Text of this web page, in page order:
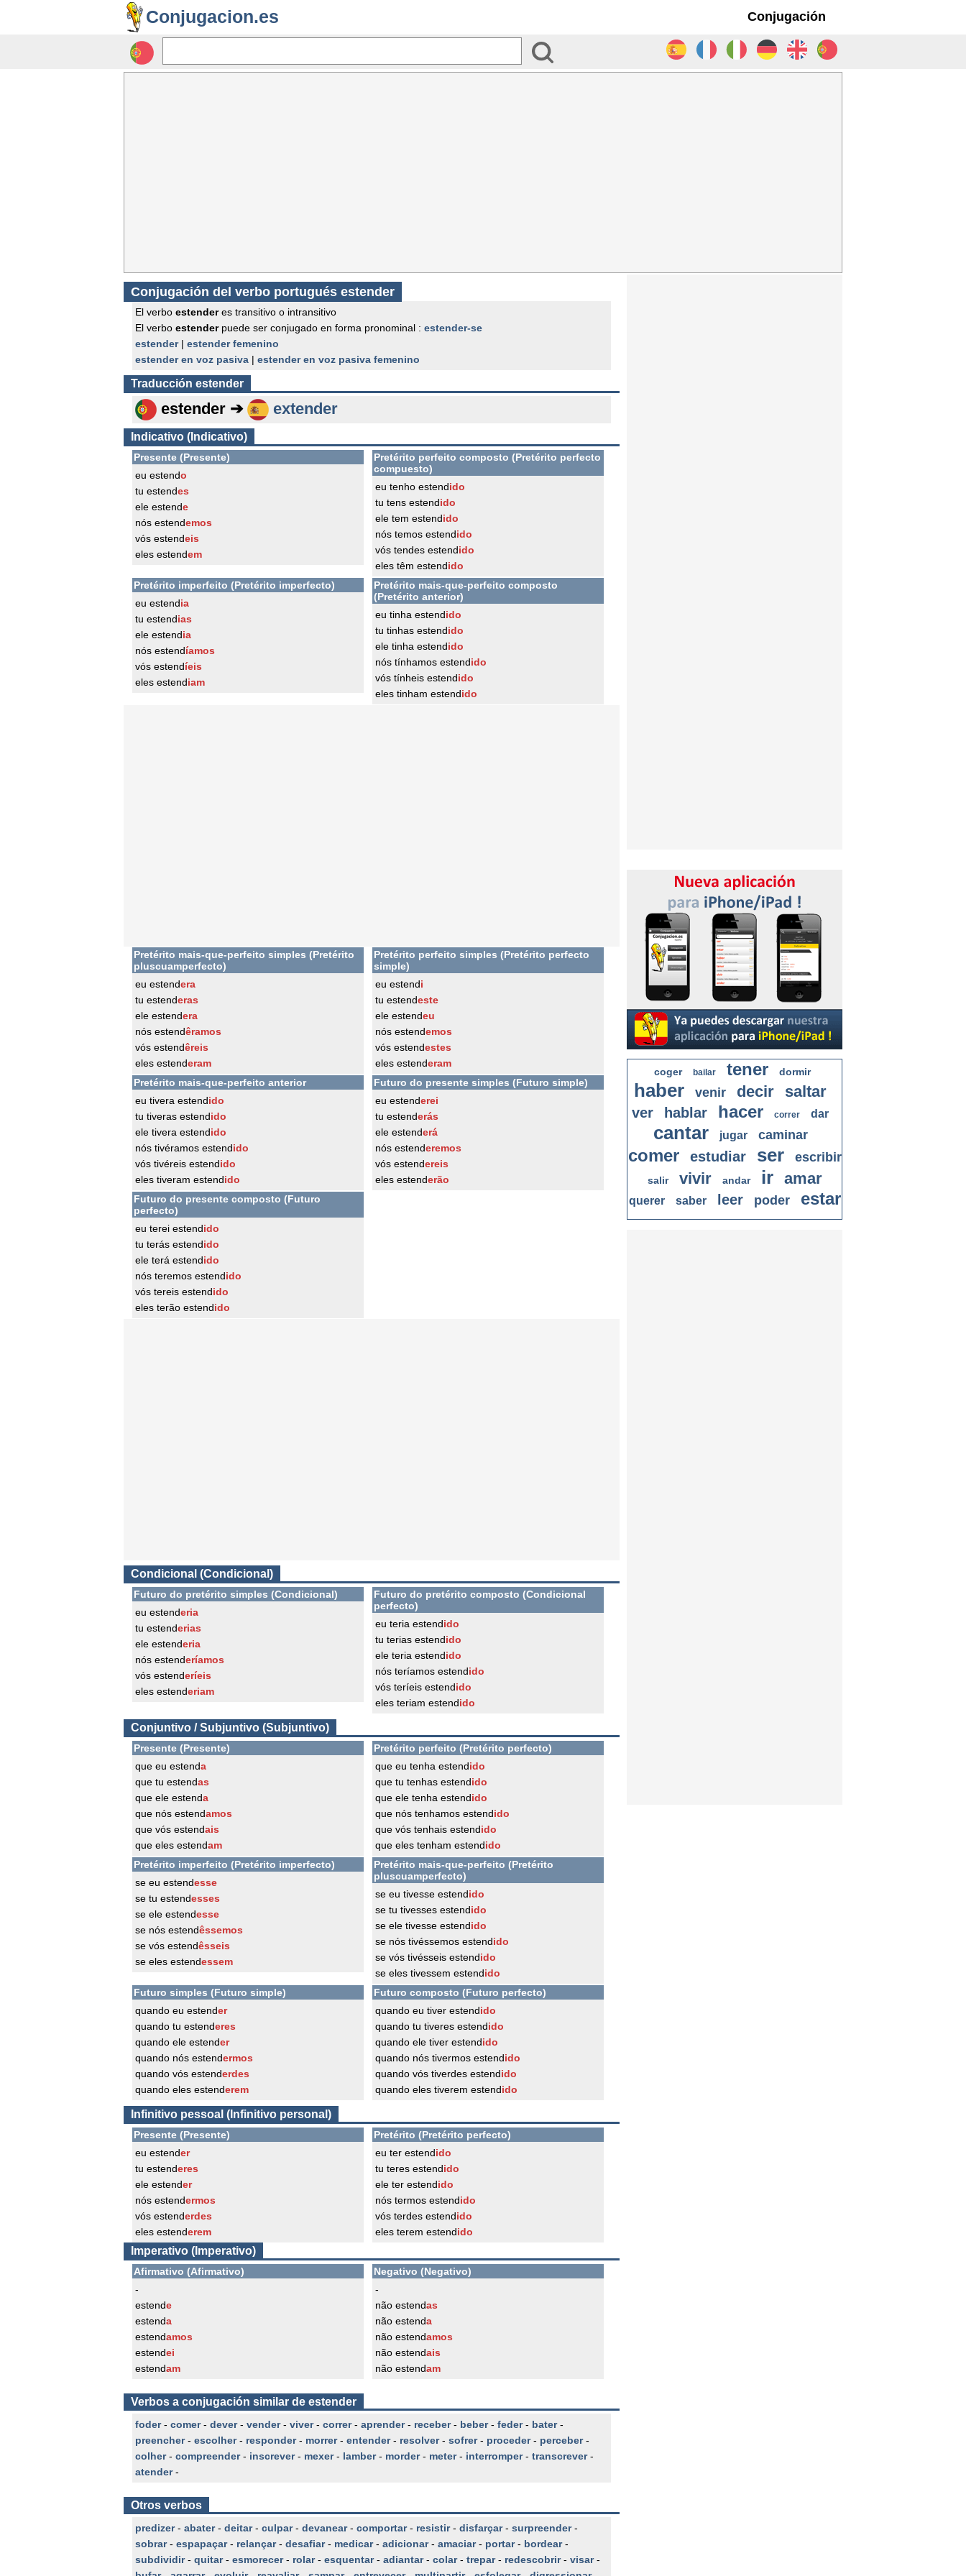
Conjugacion.es Conjugación
Conjugación del verbo portugués estender
El verbo estenderes transitivo o intransitivo
El verbo estenderpuede ser conjugado en forma pronominal : estender-se
estender| estender femenino
estender en voz pasiva | estender en voz pasiva femenino
Traducción estender
estender ➔ extender
Indicativo (Indicativo)
Presente (Presente)
eu estendo
tu estendes
ele estende
nós estendemos
vós estendeis
eles estendem
Pretérito perfeito composto (Pretérito perfecto
compuesto)
eu tenho estendido
tu tens estendido
ele tem estendido
nós temos estendido
vós tendes estendido
eles têm estendido
Pretérito imperfeito (Pretérito imperfecto)
eu estendia
tu estendias
ele estendia
nós estendíamos
vós estendíeis
eles estendiam
Pretérito mais-que-perfeito composto
(Pretérito anterior)
eu tinha estendido
tu tinhas estendido
ele tinha estendido
nós tínhamos estendido
vós tínheis estendido
eles tinham estendido
Pretérito mais-que-perfeito simples (Pretérito
pluscuamperfecto)
eu estendera
tu estenderas
ele estendera
nós estendêramos
vós estendêreis
eles estenderam
Pretérito perfeito simples (Pretérito perfecto
simple)
eu estendi
tu estendeste
ele estendeu
nós estendemos
vós estendestes
eles estenderam
Pretérito mais-que-perfeito anterior
eu tivera estendido
tu tiveras estendido
ele tivera estendido
nós tivéramos estendido
vós tivéreis estendido
eles tiveram estendido
Futuro do presente simples (Futuro simple)
eu estenderei
tu estenderás
ele estenderá
nós estenderemos
vós estendereis
eles estenderão
Futuro do presente composto (Futuro
perfecto)
eu terei estendido
tu terás estendido
ele terá estendido
nós teremos estendido
vós tereis estendido
eles terão estendido
Condicional (Condicional)
Futuro do pretérito simples (Condicional)
eu estenderia
tu estenderias
ele estenderia
nós estenderíamos
vós estenderíeis
eles estenderiam
Futuro do pretérito composto (Condicional
perfecto)
eu teria estendido
tu terias estendido
ele teria estendido
nós teríamos estendido
vós teríeis estendido
eles teriam estendido
Conjuntivo / Subjuntivo (Subjuntivo)
Presente (Presente)
que eu estenda
que tu estendas
que ele estenda
que nós estendamos
que vós estendais
que eles estendam
Pretérito perfeito (Pretérito perfecto)
que eu tenha estendido
que tu tenhas estendido
que ele tenha estendido
que nós tenhamos estendido
que vós tenhais estendido
que eles tenham estendido
Pretérito imperfeito (Pretérito imperfecto)
se eu estendesse
se tu estendesses
se ele estendesse
se nós estendêssemos
se vós estendêsseis
se eles estendessem
Pretérito mais-que-perfeito (Pretérito
pluscuamperfecto)
se eu tivesse estendido
se tu tivesses estendido
se ele tivesse estendido
se nós tivéssemos estendido
se vós tivésseis estendido
se eles tivessem estendido
Futuro simples (Futuro simple)
quando eu estender
quando tu estenderes
quando ele estender
quando nós estendermos
quando vós estenderdes
quando eles estenderem
Futuro composto (Futuro perfecto)
quando eu tiver estendido
quando tu tiveres estendido
quando ele tiver estendido
quando nós tivermos estendido
quando vós tiverdes estendido
quando eles tiverem estendido
Infinitivo pessoal (Infinitivo personal)
Presente (Presente)
eu estender
tu estenderes
ele estender
nós estendermos
vós estenderdes
eles estenderem
Pretérito (Pretérito perfecto)
eu ter estendido
tu teres estendido
ele ter estendido
nós termos estendido
vós terdes estendido
eles terem estendido
Imperativo (Imperativo)
Afirmativo (Afirmativo)
-
estende
estenda
estendamos
estendei
estendam
Negativo (Negativo)
-
não estendas
não estenda
não estendamos
não estendais
não estendam
Verbos a conjugación similar de estender
foder- comer- dever- vender- viver- correr- aprender- receber- beber- feder- bater-
preencher- escolher- responder- morrer- entender- resolver- sofrer- proceder- perceber-
colher- compreender- inscrever- mexer- lamber- morder- meter- interromper- transcrever-
atender-
Otros verbos
predizer- abater- deitar- culpar- devanear- comportar- resistir- disfarçar- surpreender-
sobrar- espapaçar- relançar- desafiar- medicar- adicionar- amaciar- portar- bordear-
subdividir- quitar- esmorecer- rolar- esquentar- adiantar- colar- trepar- redescobrir- visar-
coger bailar tener dormir
haber venir decir saltar
ver hablar hacer correr dar
cantar jugar caminar
comer estudiar ser escribir
salir vivir andar ir amar
querer saber leer poder estar